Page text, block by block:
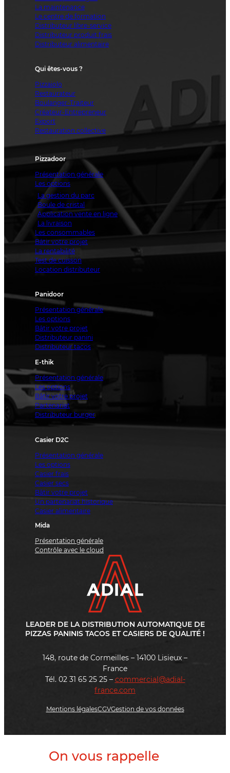
La maintenance
Le centre de formation
Distributeur libre-service
Distributeur produit frais
Distributeur alimentaire
Qui êtes-vous ?
Pizzaiolo
Restaurateur
Boulanger-Traiteur
Créateur-Entrepreneur
Export
Restauration collective
Pizzadoor
Présentation générale
Les options
La gestion du parc
Boule de cristal
Application vente en ligne
La livraison
Les consommables
Bâtir votre projet
La rentabilité
Test de cuisson
Location distributeur
Panidoor
Présentation générale
Les options
Bâtir votre projet
Distributeur panini
Distributeur tacos
E-thik
Présentation générale
Les options
Bâtir votre projet
Partenariat
Distributeur burger
Casier D2C
Présentation générale
Les options
Casier frais
Casier secs
Bâtir votre projet
Un partenariat historique
Casier alimentaire
Mida
Présentation générale
Contrôle avec le cloud
LEADER DE LA DISTRIBUTION AUTOMATIQUE DE
PIZZAS PANINIS TACOS ET CASIERS DE QUALITÉ !
148, route de Cormeilles – 14100 Lisieux –
France
Tél. 02 31 65 25 25 – commercial@adial-
france.com
Mentions légalesCGVGestion de vos données
On vous rappelle